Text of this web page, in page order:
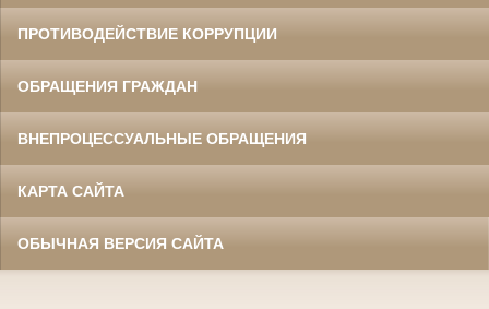
ПРОТИВОДЕЙСТВИЕ КОРРУПЦИИ
ОБРАЩЕНИЯ ГРАЖДАН
ВНЕПРОЦЕССУАЛЬНЫЕ ОБРАЩЕНИЯ
КАРТА САЙТА
ОБЫЧНАЯ ВЕРСИЯ САЙТА